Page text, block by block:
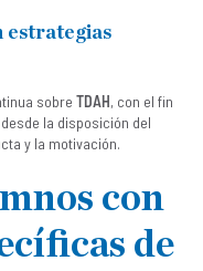
estrategias
sobre TDAH, con el fin
la disposición del
y la motivación.
con
de